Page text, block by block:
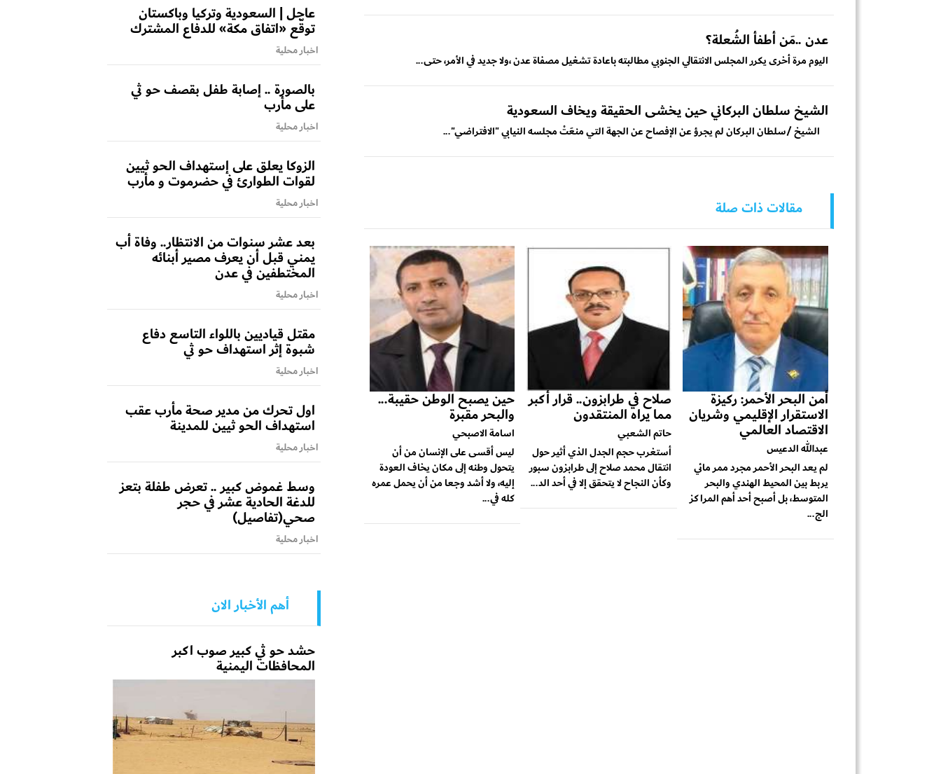
عدن ..مَن أطفأ الشُعلة؟
اليوم مرة أخرى يكرر المجلس الانتقالي الجنوبي مطالبته باعادة تشغيل مصفاة عدن ،ولا جديد في الأمر، حتى...
الشيخ سلطان البركاني حين يخشى الحقيقة ويخاف السعودية
الشيخ /سلطان البركان لم يجرؤ عن الإفصاح عن الجهة التي منعَتْ مجلسه النيابي "الافتراضي"...
مقالات ذات صلة
أمن البحر الأحمر: ركيزة
الاستقرار الإقليمي وشريان
الاقتصاد العالمي
عبدالله الدعيس
لم يعد البحر الأحمر مجرد ممر مائي
يربط بين المحيط الهندي والبحر
المتوسط، بل أصبح أحد أهم المراكز
الج...
صلاح في طرابزون.. قرار أكبر
مما يراه المنتقدون
حاتم الشعبي
أستغرب حجم الجدل الذي أثير حول
انتقال محمد صلاح إلى طرابزون سبور
وكأن النجاح لا يتحقق إلا في أحد الد...
حين يصبح الوطن حقيبة...
والبحر مقبرة
اسامة الاصبحي
ليس أقسى على الإنسان من أن
يتحول وطنه إلى مكان يخاف العودة
إليه، ولا أشد وجعا من أن يحمل عمره
كله في...
عاجل | السعودية وتركيا وباكستان
توقّع «اتفاق مكة» للدفاع المشترك
اخبار محلية
بالصورة .. إصابة طفل بقصف حو ثي
على مأرب
اخبار محلية
الزوكا يعلق على إستهداف الحو ثيين
لقوات الطوارئ في حضرموت و مأرب
اخبار محلية
بعد عشر سنوات من الانتظار.. وفاة أب
يمني قبل أن يعرف مصير أبنائه
المختطفين في عدن
اخبار محلية
مقتل قياديين باللواء التاسع دفاع
شبوة إثر استهداف حو ثي
اخبار محلية
اول تحرك من مدير صحة مأرب عقب
استهداف الحو ثيين للمدينة
اخبار محلية
وسط غموض كبير .. تعرض طفلة بتعز
للدغة الحادية عشر في حجر
صحي(تفاصيل)
اخبار محلية
أهم الأخبار الان
حشد حو ثي كبير صوب اكبر
المحافظات اليمنية